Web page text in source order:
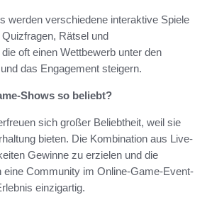
werden verschiedene interaktive Spiele
Rätsel und
oft einen Wettbewerb unter den
das Engagement steigern.
Shows so beliebt?
sich großer Beliebtheit, weil sie
bieten. Die Kombination aus Live-
Gewinne zu erzielen und die
eine Community im Online-Game-Event-
einzigartig.